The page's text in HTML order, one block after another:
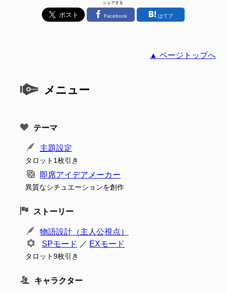
シェアする
Facebook はてブ
▲ ページトップへ
メニュー
テーマ
主題設定
タロット1枚引き
即席アイデアメーカー
異質なシチュエーションを創作
ストーリー
物語設計（主人公視点）
SPモード ／ EXモード
タロット9枚引き
キャラクター